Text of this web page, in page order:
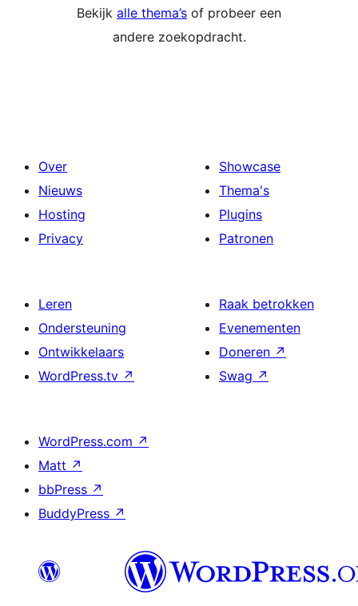
Bekijk alle thema’s of probeer een
andere zoekopdracht.
Over
Nieuws
Hosting
Privacy
Showcase
Thema's
Plugins
Patronen
Leren
Ondersteuning
Ontwikkelaars
WordPress.tv ↗
Raak betrokken
Evenementen
Doneren ↗
Swag ↗
WordPress.com ↗
Matt ↗
bbPress ↗
BuddyPress ↗